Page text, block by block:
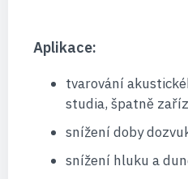
Aplikace:
tvarování
studia, špatně
snížení doby
snížení hluku a